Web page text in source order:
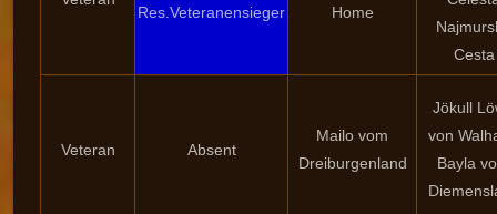
Res.Veteranensieger
Home
Cesta
Veteran Absent
Mailo vom
Dreiburgenland
Jökull
von
Bayla